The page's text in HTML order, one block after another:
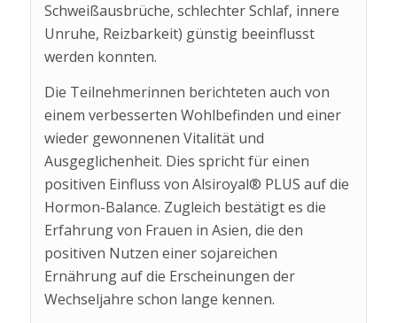
Schweißausbrüche, schlechter Schlaf, innere
Unruhe, Reizbarkeit) günstig beeinflusst
werden konnten.
Die Teilnehmerinnen berichteten auch von
einem verbesserten Wohlbefinden und einer
wieder gewonnenen Vitalität und
Ausgeglichenheit. Dies spricht für einen
positiven Einfluss von Alsiroyal® PLUS auf die
Hormon-Balance. Zugleich bestätigt es die
Erfahrung von Frauen in Asien, die den
positiven Nutzen einer sojareichen
Ernährung auf die Erscheinungen der
Wechseljahre schon lange kennen.